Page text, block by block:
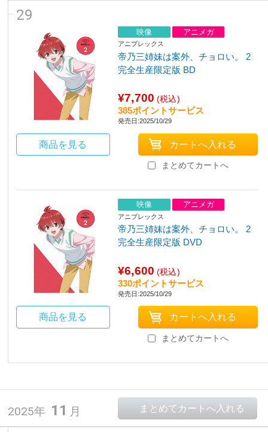
29
映像 アニメガ
アニプレックス
帝乃三姉妹は案外、チョロい。 2
完全生産限定版 BD
¥7,700 (税込)
385ポイントサービス
発売日:2025/10/29
商品を見る
まとめてカートへ
映像 アニメガ
アニプレックス
帝乃三姉妹は案外、チョロい。 2
完全生産限定版 DVD
¥6,600 (税込)
330ポイントサービス
発売日:2025/10/29
商品を見る
まとめてカートへ
2025年 11 月